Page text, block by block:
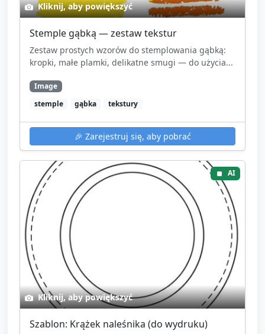
Kliknij, aby powiększyć
Stemple gąbką — zestaw tekstur
Zestaw prostych wzorów do stemplowania gąbką:
kropki, małe plamki, delikatne smugi — do użycia...
Image
stemple
gąbka tekstury
🎉 Zarejestruj się, aby pobrać
AI
Kliknij, aby powiększyć
Szablon: Krążek naleśnika (do wydruku)